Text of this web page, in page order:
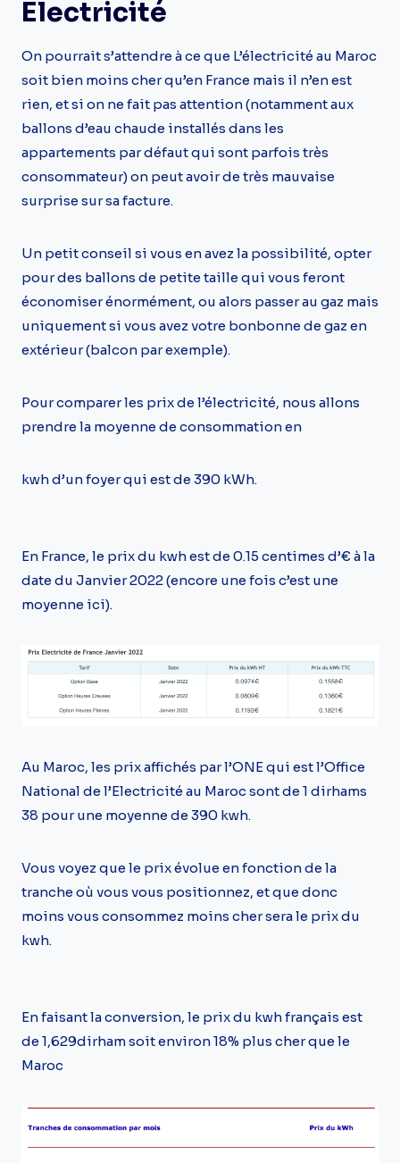
Electricité
On pourrait s’attendre à ce que L’électricité au Maroc
soit bien moins cher qu’en France mais il n’en est
rien, et si on ne fait pas attention (notamment aux
ballons d’eau chaude installés dans les
appartements par défaut qui sont parfois très
consommateur) on peut avoir de très mauvaise
surprise sur sa facture.
Un petit conseil si vous en avez la possibilité, opter
pour des ballons de petite taille qui vous feront
économiser énormément, ou alors passer au gaz mais
uniquement si vous avez votre bonbonne de gaz en
extérieur (balcon par exemple).
Pour comparer les prix de l’électricité, nous allons
prendre la moyenne de consommation en
kwh d’un foyer qui est de 390 kWh.
En France, le prix du kwh est de 0.15 centimes d’€ à la
date du Janvier 2022 (encore une fois c’est une
moyenne ici).
Au Maroc, les prix affichés par l’ONE qui est l’Office
National de l’Electricité au Maroc sont de 1 dirhams
38 pour une moyenne de 390 kwh.
Vous voyez que le prix évolue en fonction de la
tranche où vous vous positionnez, et que donc
moins vous consommez moins cher sera le prix du
kwh.
En faisant la conversion, le prix du kwh français est
de 1,629dirham soit environ 18% plus cher que le
Maroc